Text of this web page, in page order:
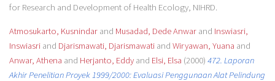
for Research and Development of Health Ecology, NIHRD.
Atmosukarto, Kusnindarand Musadad, Dede Anwarand Inswiasri,
Inswiasriand Djarismawati, Djarismawatiand Wiryawan, Yuana and
Anwar, Athena and Herjanto, Eddyand Elsi, Elsa (2000) 472. Laporan
Akhir Penelitian Proyek 1999/2000: Evaluasi Penggunaan Alat Pelindung